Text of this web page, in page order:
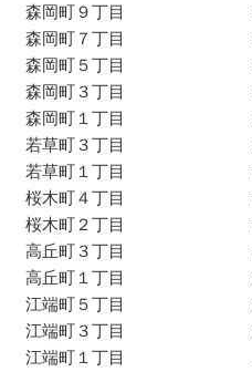
森岡町９丁目
森岡町７丁目
森岡町５丁目
森岡町３丁目
森岡町１丁目
若草町３丁目
若草町１丁目
桜木町４丁目
桜木町２丁目
高丘町３丁目
高丘町１丁目
江端町５丁目
江端町３丁目
江端町１丁目